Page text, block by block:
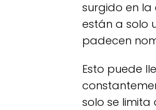
surgido en
están a solo
padecen
Esto puede
solo se